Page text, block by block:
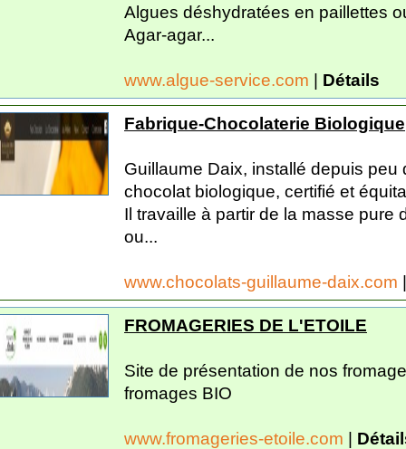
Algues déshydratées en paillettes
Agar-agar...
www.algue-service.com | Détails
Fabrique-Chocolaterie Biologique
Guillaume Daix, installé depuis
chocolat biologique, certifié et
Il travaille à partir de la masse
ou...
www.chocolats-guillaume-daix.com
FROMAGERIES DE L'ETOILE
Site de présentation de nos
fromages BIO
www.fromageries-etoile.com |